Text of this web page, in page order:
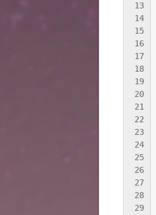
13
14
15
16
17
18
19
20
21
22
23
24
25
26
27
28
29